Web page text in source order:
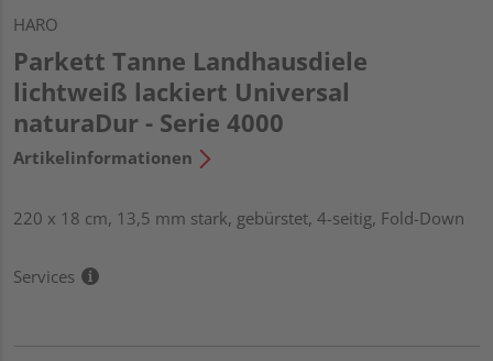
HARO
Parkett Tanne Landhausdiele
lichtweiß lackiert Universal
naturaDur - Serie 4000
Artikelinformationen
220 x 18 cm, 13,5 mm stark, gebürstet, 4-seitig, Fold-Down
Services